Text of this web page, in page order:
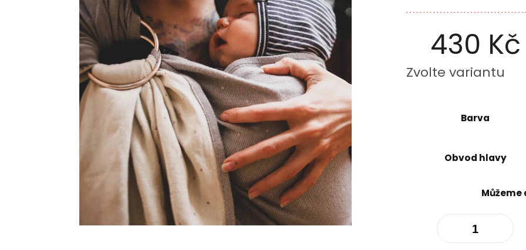
430 Kč
Měrná
cena:
Zvolte variantu
Barva
Obvod hlavy